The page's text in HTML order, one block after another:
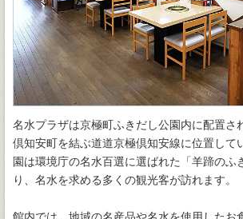
名水プラザは京極町ふきだし公園内に配置さ
倶知安町を結ぶ道道京極倶知安線に位置して
園は環境庁の名水百選に選ばれた「羊蹄のふ
り、名水を求める多くの観光客が訪れます。
館内では、地域の名産品や名水を使用したお